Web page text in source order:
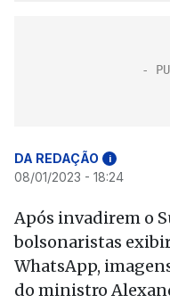
DA REDAÇÃO i
08/01/2023 - 18:24
Após invadirem o
bolsonaristas
WhatsApp,
do ministro